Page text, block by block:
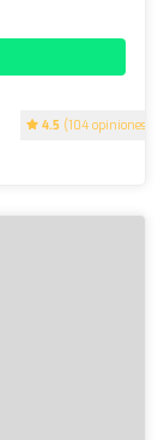
4.5 (104 opiniones)